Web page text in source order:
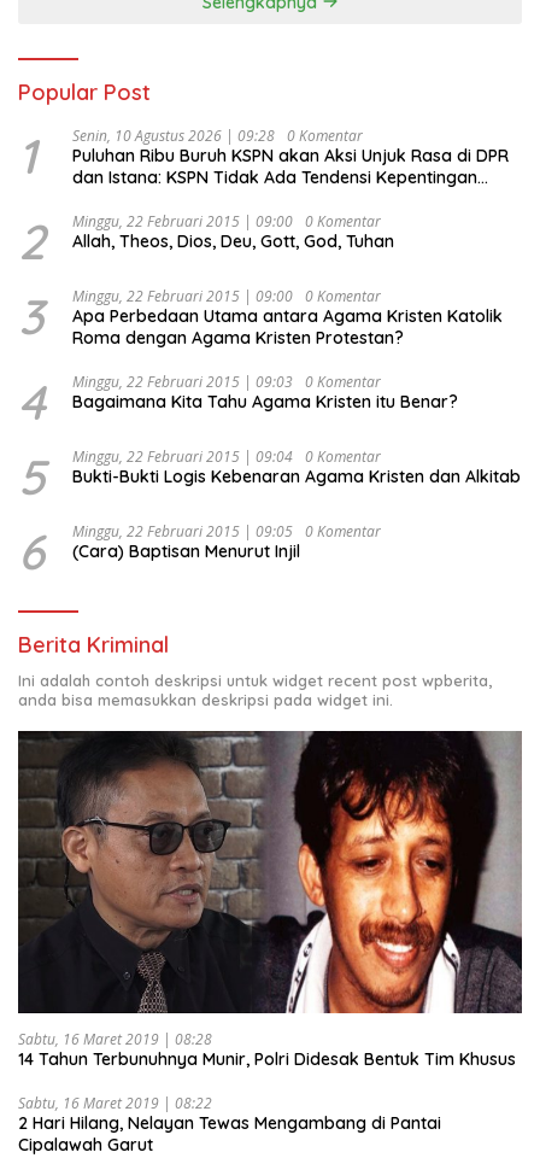
Popular Post
1 Senin, 10 Agustus 2026 | 09:28 0 Komentar
Puluhan Ribu Buruh KSPN akan Aksi Unjuk Rasa di DPR
dan Istana: KSPN Tidak Ada Tendensi Kepentingan
2 Minggu, 22 Februari 2015 | 09:00 0 Komentar
Allah, Theos, Dios, Deu, Gott, God, Tuhan
3 Minggu, 22 Februari 2015 | 09:00 0 Komentar
Apa Perbedaan Utama antara Agama Kristen Katolik
Roma dengan Agama Kristen Protestan?
4 Minggu, 22 Februari 2015 | 09:03 0 Komentar
Bagaimana Kita Tahu Agama Kristen itu Benar?
5 Minggu, 22 Februari 2015 | 09:04 0 Komentar
Bukti-Bukti Logis Kebenaran Agama Kristen dan Alkitab
6 Minggu, 22 Februari 2015 | 09:05 0 Komentar
(Cara) Baptisan Menurut Injil
Berita Kriminal
Ini adalah contoh deskripsi untuk widget recent post wpberita,
anda bisa memasukkan deskripsi pada widget ini.
Sabtu, 16 Maret 2019 | 08:28
14 Tahun Terbunuhnya Munir, Polri Didesak Bentuk Tim Khusus
Sabtu, 16 Maret 2019 | 08:22
2 Hari Hilang, Nelayan Tewas Mengambang di Pantai
Cipalawah Garut